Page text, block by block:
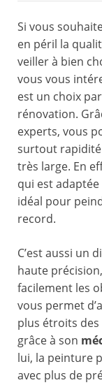
Si vous
en péril la
veiller à bien
vous vous
est un choix
rénovation.
experts, vous
surtout
très large. En
qui est
idéal pour
record.
C’est aussi un
haute
facilement les
vous permet
plus étroits
grâce à son
lui, la peinture
avec plus de